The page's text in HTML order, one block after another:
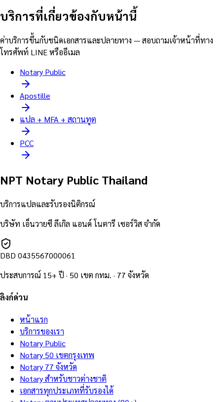
บริการที่เกี่ยวข้องกับหน้านี้
ค่าบริการขึ้นกับชนิดเอกสารและปลายทาง — สอบถามเจ้าหน้าที่ทาง
โทรศัพท์ LINE หรืออีเมล
Notary Public
Apostille
แปล + MFA + สถานทูต
PCC
NPT Notary Public Thailand
บริการแปลและรับรองนิติกรณ์
บริษัท เอ็นวายซี ลีเกิล แอนด์ โนตารี เซอร์วิส จำกัด
DBD 0435567000061
ประสบการณ์ 15+ ปี · 50 เขต กทม. · 77 จังหวัด
ลิงก์ด่วน
หน้าแรก
บริการของเรา
Notary Public
Notary 50 เขตกรุงเทพ
Notary 77 จังหวัด
Notary สำหรับชาวต่างชาติ
เอกสารทุกประเภทที่รับรองได้